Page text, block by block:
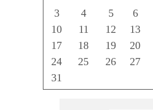
3
4 5 6
10
11 12 13
17
18 19 20
24
25 26 27
31